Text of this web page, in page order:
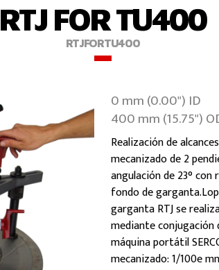
RTJ FOR TU400
RTJFORTU400
0 mm (0.00") ID
400 mm (15.75")
Realización de
mecanizado de 2
angulación de 23°
fondo de
garganta RTJ se
mediante conjugación
máquina portátil
mecanizado: 1/100e